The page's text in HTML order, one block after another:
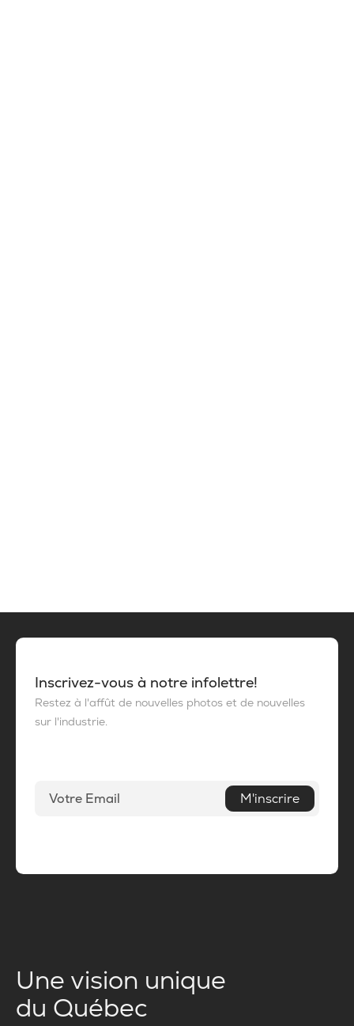
Inscrivez-vous à notre infolettre!
Restez à l'affût de nouvelles photos et de nouvelles
sur l'industrie.
M'inscrire
Une vision unique
du Québec